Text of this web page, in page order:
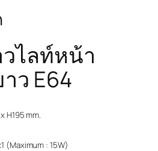
ไลท์หน้า
ว E64
H195 mm.
(Maximum : 15W)